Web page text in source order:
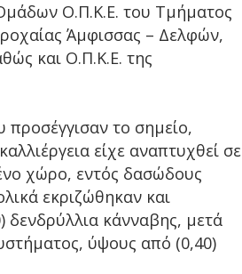
Ο.Π.Κ.Ε. του Τμήματος
Άμφισσας – Δελφών,
και Ο.Π.Κ.Ε. της
προσέγγισαν το σημείο,
είχε αναπτυχθεί σε
χώρο, εντός δασώδους
εκριζώθηκαν και
δενδρύλλια κάνναβης, μετά
ύψους από (0,40)